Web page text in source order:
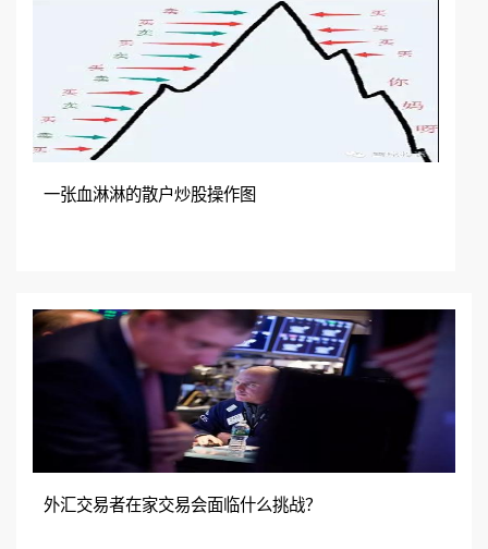
一张血淋淋的散户炒股操作图
外汇交易者在家交易会面临什么挑战？